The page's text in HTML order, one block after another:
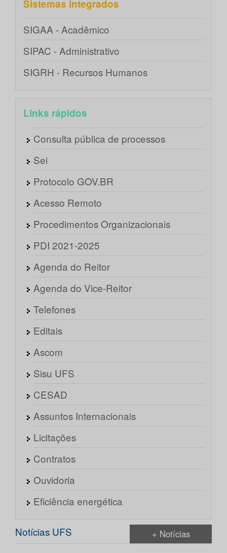
Sistemas integrados
SIGAA - Acadêmico
SIPAC - Administrativo
SIGRH - Recursos Humanos
Links rápidos
Consulta pública de processos
Sei
Protocolo GOV.BR
Acesso Remoto
Procedimentos Organizacionais
PDI 2021-2025
Agenda do Reitor
Agenda do Vice-Reitor
Telefones
Editais
Ascom
Sisu UFS
CESAD
Assuntos Internacionais
Licitações
Contratos
Ouvidoria
Eficiência energética
Notícias UFS + Notícias